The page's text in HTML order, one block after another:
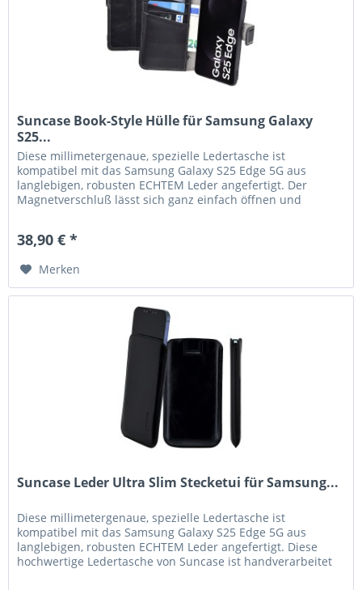
Suncase Book-Style Hülle für Samsung Galaxy
S25...
Diese millimetergenaue, spezielle Ledertasche ist
kompatibel mit das Samsung Galaxy S25 Edge 5G aus
langlebigen, robusten ECHTEM Leder angefertigt. Der
Magnetverschluß lässt sich ganz einfach öffnen und
38,90 € *
Merken
Suncase Leder Ultra Slim Stecketui für Samsung...
Diese millimetergenaue, spezielle Ledertasche ist
kompatibel mit das Samsung Galaxy S25 Edge 5G aus
langlebigen, robusten ECHTEM Leder angefertigt. Diese
hochwertige Ledertasche von Suncase ist handverarbeitet